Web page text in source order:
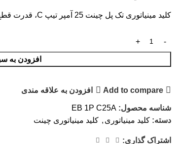
کلید مینیاتوری تک پل چینت 25 آمپر تیپ C، قدرت قطع 4.5KA، سایز eB، ولتاژ عملکرد 230 ولت AC
افزودن به
Add to compare افزودن به علاقه مندی
شناسه محصول: EB 1P C25A
دسته: کلید مینیاتوری , کلید مینیاتوری چینت
اشتراک گذاری: